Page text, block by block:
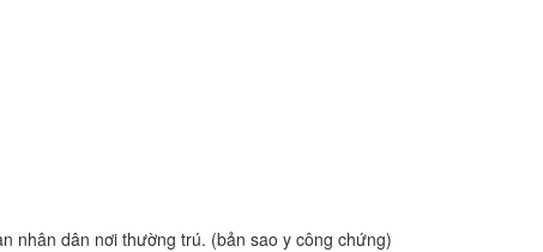
nhân dân nơi thường trú. (bản sao y công chứng)